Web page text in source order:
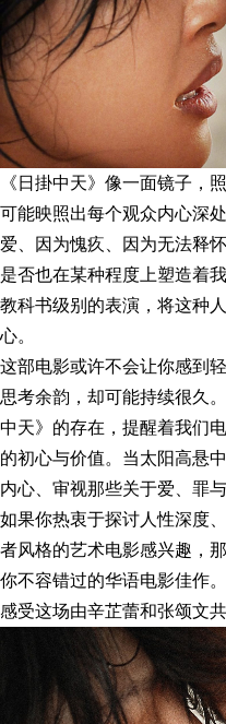
《日掛中天》像一面镜子，
可能映照出每个观众内心深
爱、因为愧疚、因为无法释
是否也在某种程度上塑造着
教科书级别的表演，将这种
心。
这部电影或许不会让你感到
思考余韵，却可能持续很久
中天》的存在，提醒着我们
的初心与价值。当太阳高悬
内心、审视那些关于爱、罪
如果你热衷于探讨人性深度
者风格的艺术电影感兴趣，
你不容错过的华语电影佳作
感受这场由辛芷蕾和张颂文